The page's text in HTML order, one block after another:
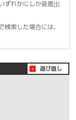
ずれかにしか装着出
検索した場合には、
選び直し